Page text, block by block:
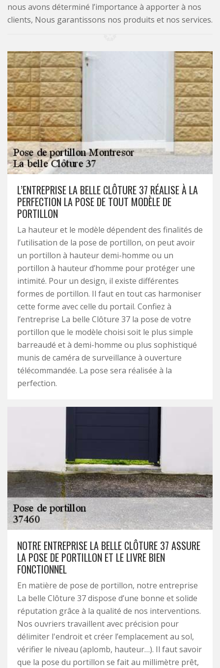
nous avons déterminé l’importance à apporter à nos
clients, Nous garantissons nos produits et nos services.
L’ENTREPRISE LA BELLE CLÔTURE 37 RÉALISE À LA
PERFECTION LA POSE DE TOUT MODÈLE DE
PORTILLON
La hauteur et le modèle dépendent des finalités de
l’utilisation de la pose de portillon, on peut avoir
un portillon à hauteur demi-homme ou un
portillon à hauteur d’homme pour protéger une
intimité. Pour un design, il existe différentes
formes de portillon. Il faut en tout cas harmoniser
cette forme avec celle du portail. Confiez à
l’entreprise La belle Clôture 37 la pose de votre
portillon que le modèle choisi soit le plus simple
barreaudé et à demi-homme ou plus sophistiqué
munis de caméra de surveillance à ouverture
télécommandée. La pose sera réalisée à la
perfection.
NOTRE ENTREPRISE LA BELLE CLÔTURE 37 ASSURE
LA POSE DE PORTILLON ET LE LIVRE BIEN
FONCTIONNEL
En matière de pose de portillon, notre entreprise
La belle Clôture 37 dispose d’une bonne et solide
réputation grâce à la qualité de nos interventions.
Nos ouvriers travaillent avec précision pour
délimiter l'endroit et créer l’emplacement au sol,
vérifier le niveau (aplomb, hauteur…). Il faut savoir
que la pose du portillon se fait au millimètre prêt,